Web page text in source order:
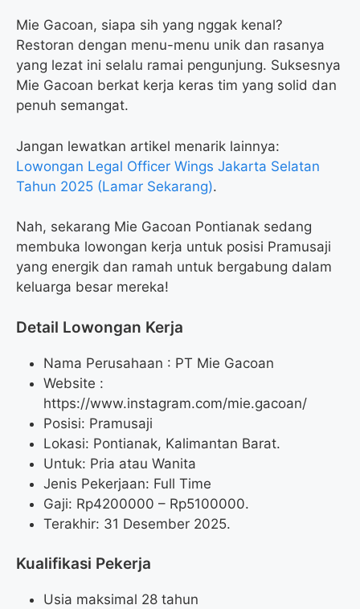
Mie Gacoan, siapa sih yang nggak kenal?
Restoran dengan menu-menu unik dan rasanya
yang lezat ini selalu ramai pengunjung. Suksesnya
Mie Gacoan berkat kerja keras tim yang solid dan
penuh semangat.
Jangan lewatkan artikel menarik lainnya:
Lowongan Legal Officer Wings Jakarta Selatan
Tahun 2025 (Lamar Sekarang).
Nah, sekarang Mie Gacoan Pontianak sedang
membuka lowongan kerja untuk posisi Pramusaji
yang energik dan ramah untuk bergabung dalam
keluarga besar mereka!
Detail Lowongan Kerja
Nama Perusahaan : PT Mie Gacoan
Website :
https://www.instagram.com/mie.gacoan/
Posisi: Pramusaji
Lokasi: Pontianak, Kalimantan Barat.
Untuk: Pria atau Wanita
Jenis Pekerjaan: Full Time
Gaji: Rp4200000 – Rp5100000.
Terakhir: 31 Desember 2025.
Kualifikasi Pekerja
Usia maksimal 28 tahun